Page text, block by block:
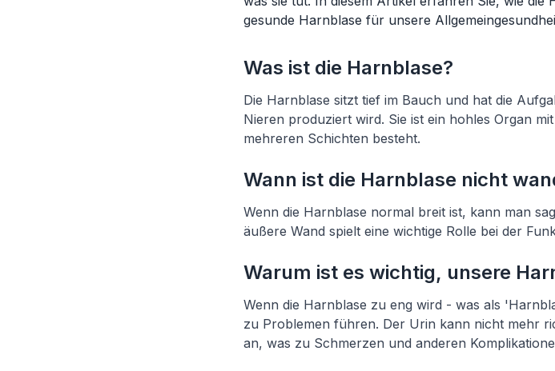
gesunde Harnblase für unsere
Was ist die Harnblase?
Die Harnblase sitzt tief im Bauch und hat die
Nieren produziert wird. Sie ist ein hohles Organ
mehreren Schichten besteht.
Wann ist die Harnblase nicht
Wenn die Harnblase normal breit ist, kann man
äußere Wand spielt eine wichtige Rolle bei der
Warum ist es wichtig, unsere
Wenn die Harnblase zu eng wird - was als
zu Problemen führen. Der Urin kann nicht mehr
an, was zu Schmerzen und anderen